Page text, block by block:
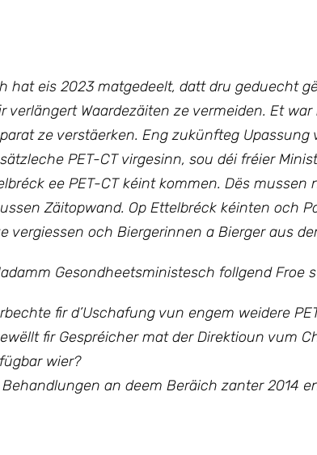
hat eis 2023 matgedeelt, datt dru geduecht
verlängert Waardezäiten ze vermeiden. Et war
ze verstäerken. Eng zukünfteg
PET-CT virgesinn, sou déi fréier
ee PET-CT kéint kommen. Dës mussen
Zäitopwand. Op Ettelbréck kéinten och
vergiessen och Biergerinnen a Bierger aus
Gesondheetsministesch follgend Froe
fir d’Uschafung vun engem weidere
fir Gespréicher mat der Direktioun vum
wier?
an deem Beräich zanter 2014